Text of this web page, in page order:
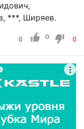
***, Ширяев.
0 0 0